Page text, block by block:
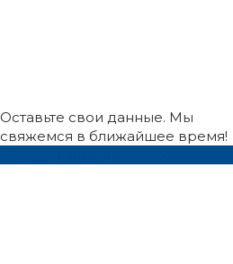
Оставьте свои данные. Мы
свяжемся в ближайшее время!